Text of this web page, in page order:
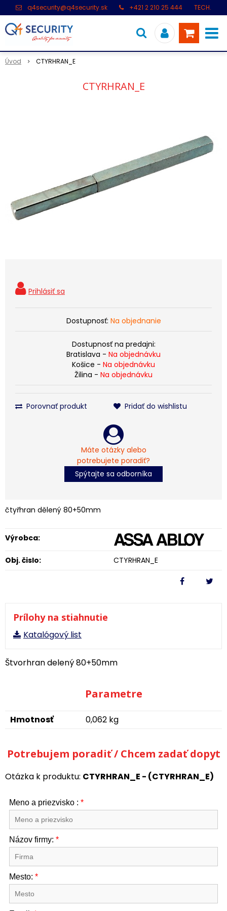
q4security@q4security.sk +421 2 210 25 444
TECH.
Úvod CTYRHRAN_E
CTYRHRAN_E
Dostupnosť: Na objednanie
Dostupnosť na predajni:
Bratislava - Na objednávku
Košice - Na objednávku
Žilina - Na objednávku
Porovnať produkt Pridať do wishlistu
Máte otázky alebo
potrebujete poradiť?
Spýtajte sa odborníka
čtyřhran dělený 80+50mm
Výrobca:
Obj. čislo: CTYRHRAN_E
Prílohy na stiahnutie
Katalógový list
Štvorhran delený 80+50mm
Parametre
Hmotnosť 0,062 kg
Potrebujem poradiť / Chcem zadať dopyt
Otázka k produktu: CTYRHRAN_E - (CTYRHRAN_E)